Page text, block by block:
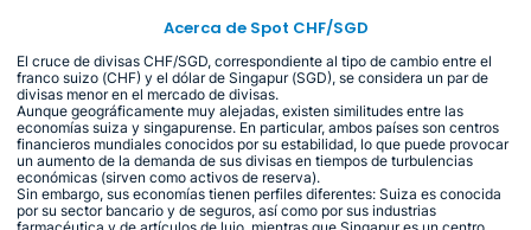
Acerca de Spot CHF/SGD
El cruce de divisas CHF/SGD, correspondiente al tipo de cambio entre el
franco suizo (CHF) y el dólar de Singapur (SGD), se considera un par de
divisas menor en el mercado de divisas.
Aunque geográficamente muy alejadas, existen similitudes entre las
economías suiza y singapurense. En particular, ambos países son centros
financieros mundiales conocidos por su estabilidad, lo que puede provocar
un aumento de la demanda de sus divisas en tiempos de turbulencias
económicas (sirven como activos de reserva).
Sin embargo, sus economías tienen perfiles diferentes: Suiza es conocida
por su sector bancario y de seguros, así como por sus industrias